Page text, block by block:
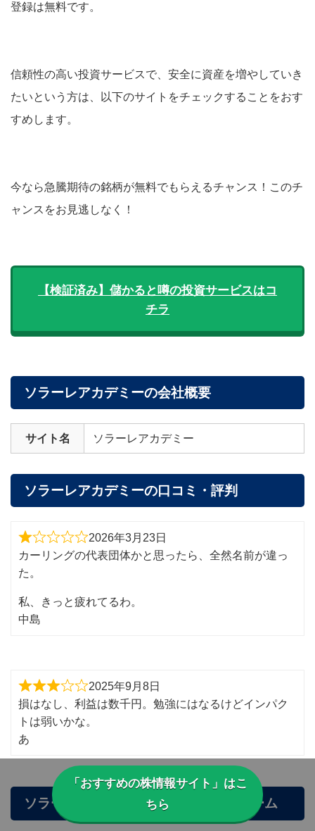
登録は無料です。
信頼性の高い投資サービスで、安全に資産を増やしていき
たいという方は、以下のサイトをチェックすることをおす
すめします。
今なら急騰期待の銘柄が無料でもらえるチャンス！このチ
ャンスをお見逃しなく！
【検証済み】儲かると噂の投資サービスはコ
チラ
ソラーレアカデミーの会社概要
サイト名 ソラーレアカデミー
ソラーレアカデミーの口コミ・評判
2026年3月23日
カーリングの代表団体かと思ったら、全然名前が違っ
た。
私、きっと疲れてるわ。
中島
2025年9月8日
損はなし、利益は数千円。勉強にはなるけどインパク
トは弱いかな。
あ
ソラーレアカデミーの口コミ投稿フォーム
「おすすめの株情報サイト」はこ
ちら